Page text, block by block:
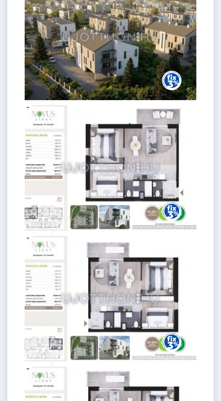
79.99 M
60 m2
3 szoba
1. emelet
76.99 M
60 m2
3 szoba
1. emelet
78.99 M
60 m2
3 szoba
2. emelet